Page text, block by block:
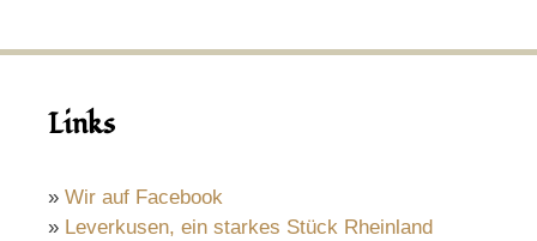
Links
» Wir auf Facebook
» Leverkusen, ein starkes Stück Rheinland